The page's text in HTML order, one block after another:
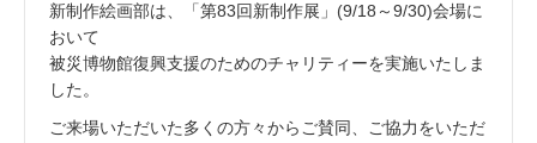
新制作絵画部は、「第83回新制作展」(9/18～9/30)会場に
おいて
被災博物館復興支援のためのチャリティーを実施いたしま
した。
ご来場いただいた多くの方々からご賛同、ご協力をいただ